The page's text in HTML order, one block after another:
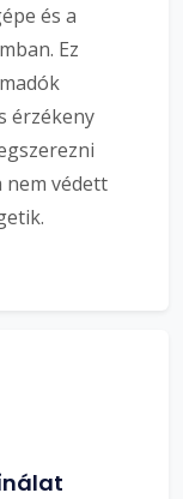
és a
Ez
érzékeny
nem védett